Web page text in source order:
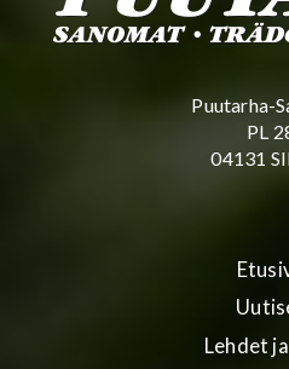
Puutarha-
PL
04131
Lehdet